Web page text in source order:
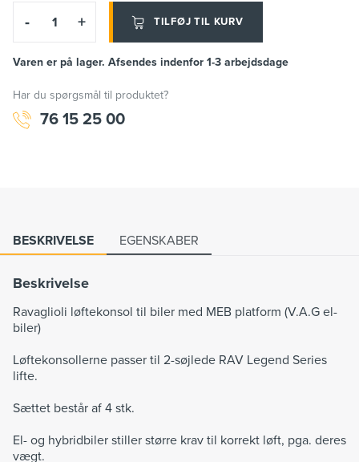
- + TILFØJ TIL KURV
Varen er på lager. Afsendes indenfor 1-3 arbejdsdage
Har du spørgsmål til produktet?
76 15 25 00
BESKRIVELSE EGENSKABER
Beskrivelse
Ravaglioli løftekonsol til biler med MEB platform (V.A.G el-
biler)
Løftekonsollerne passer til 2-søjlede RAV Legend Series
lifte.
Sættet består af 4 stk.
El- og hybridbiler stiller større krav til korrekt løft, pga. deres
vægt.